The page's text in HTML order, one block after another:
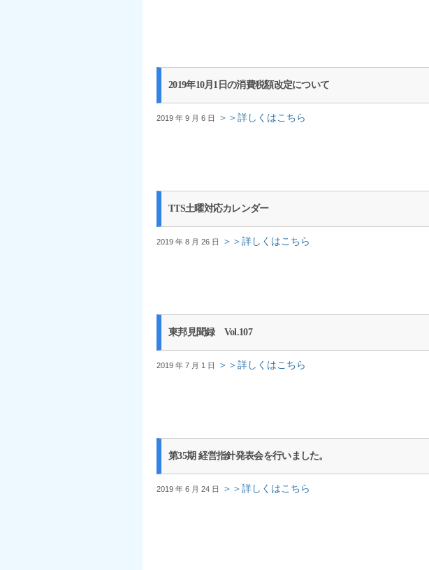
2019年10月1日の消費税額改定について
2019 年 9 月 6 日 ＞＞詳しくはこちら
TTS土曜対応カレンダー
2019 年 8 月 26 日 ＞＞詳しくはこちら
東邦見聞録 Vol.107
2019 年 7 月 1 日 ＞＞詳しくはこちら
第35期 経営指針発表会を行いました。
2019 年 6 月 24 日 ＞＞詳しくはこちら